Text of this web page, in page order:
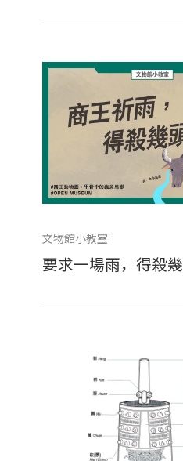
文物館小教室
要求一場雨，得殺